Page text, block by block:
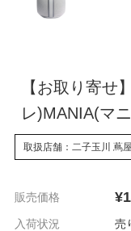
【お取り寄せ
レ)MANIA(マ
取扱店舗：二子玉川 蔦
販売価格
入荷状況
売